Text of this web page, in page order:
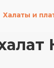
Халаты и